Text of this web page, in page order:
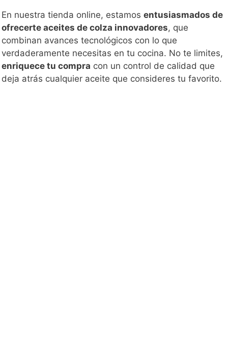
En nuestra tienda online, estamos entusiasmados de
ofrecerte aceites de colza innovadores, que
combinan avances tecnológicos con lo que
verdaderamente necesitas en tu cocina. No te limites,
enriquece tu compra con un control de calidad que
deja atrás cualquier aceite que consideres tu favorito.